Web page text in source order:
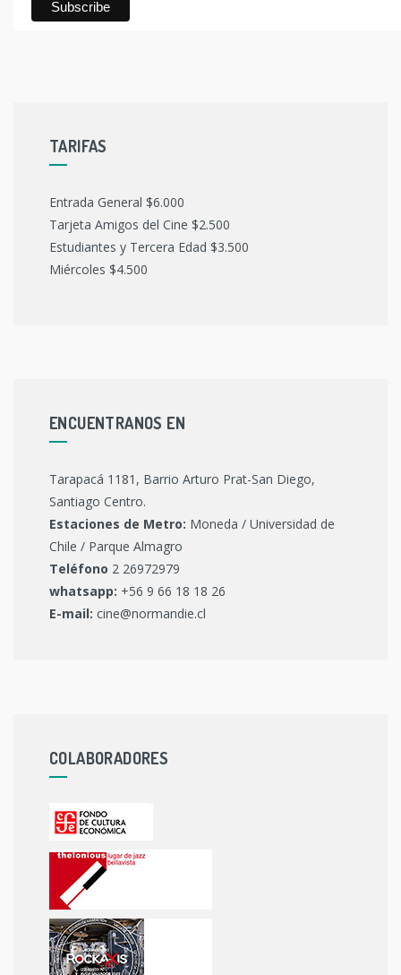
TARIFAS
Entrada General $6.000
Tarjeta Amigos del Cine $2.500
Estudiantes y Tercera Edad $3.500
Miércoles $4.500
ENCUENTRANOS EN
Tarapacá 1181, Barrio Arturo Prat-San Diego,
Santiago Centro.
Estaciones de Metro: Moneda / Universidad de
Chile / Parque Almagro
Teléfono 2 26972979
whatsapp: +56 9 66 18 18 26
E-mail: cine@normandie.cl
COLABORADORES